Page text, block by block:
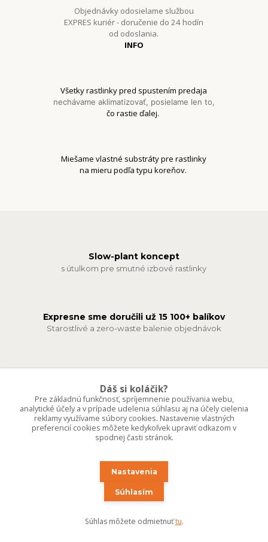
Objednávky odosielame službou
EXPRES kuriér - doručenie do 24 hodín
od odoslania.
INFO
Všetky rastlinky pred spustením predaja
nechávame aklimatizovať, posielame len to,
čo rastie ďalej.
Miešame vlastné substráty pre rastlinky
na mieru podľa typu koreňov.
Slow-plant koncept
s útulkom pre smutné izbové rastlinky
Expresne sme doručili už 15 100+ balíkov
Starostlivé a zero-waste balenie objednávok
denne čerstvo namiešané na mieru
Plne aklimatizované exotické aj vzácne rastliny
Odoberaj zelené správy 🌱
Prihlás sa – získaš prístup k rastlinným tipom, akciám a tajným
novinkám z Kvetárne. Odhlásiť sa môžeš kedykoľvek.
Dáš si koláčik?
Pre základnú funkčnosť, spríjemnenie používania webu,
analytické účely a v prípade udelenia súhlasu aj na účely cielenia
reklamy využívame súbory cookies. Nastavenie vlastných
preferencií cookies môžete kedykoľvek upraviť odkazom v
spodnej časti stránok.
Nastavenia
Súhlasím
Súhlas môžete odmietnuťtu.